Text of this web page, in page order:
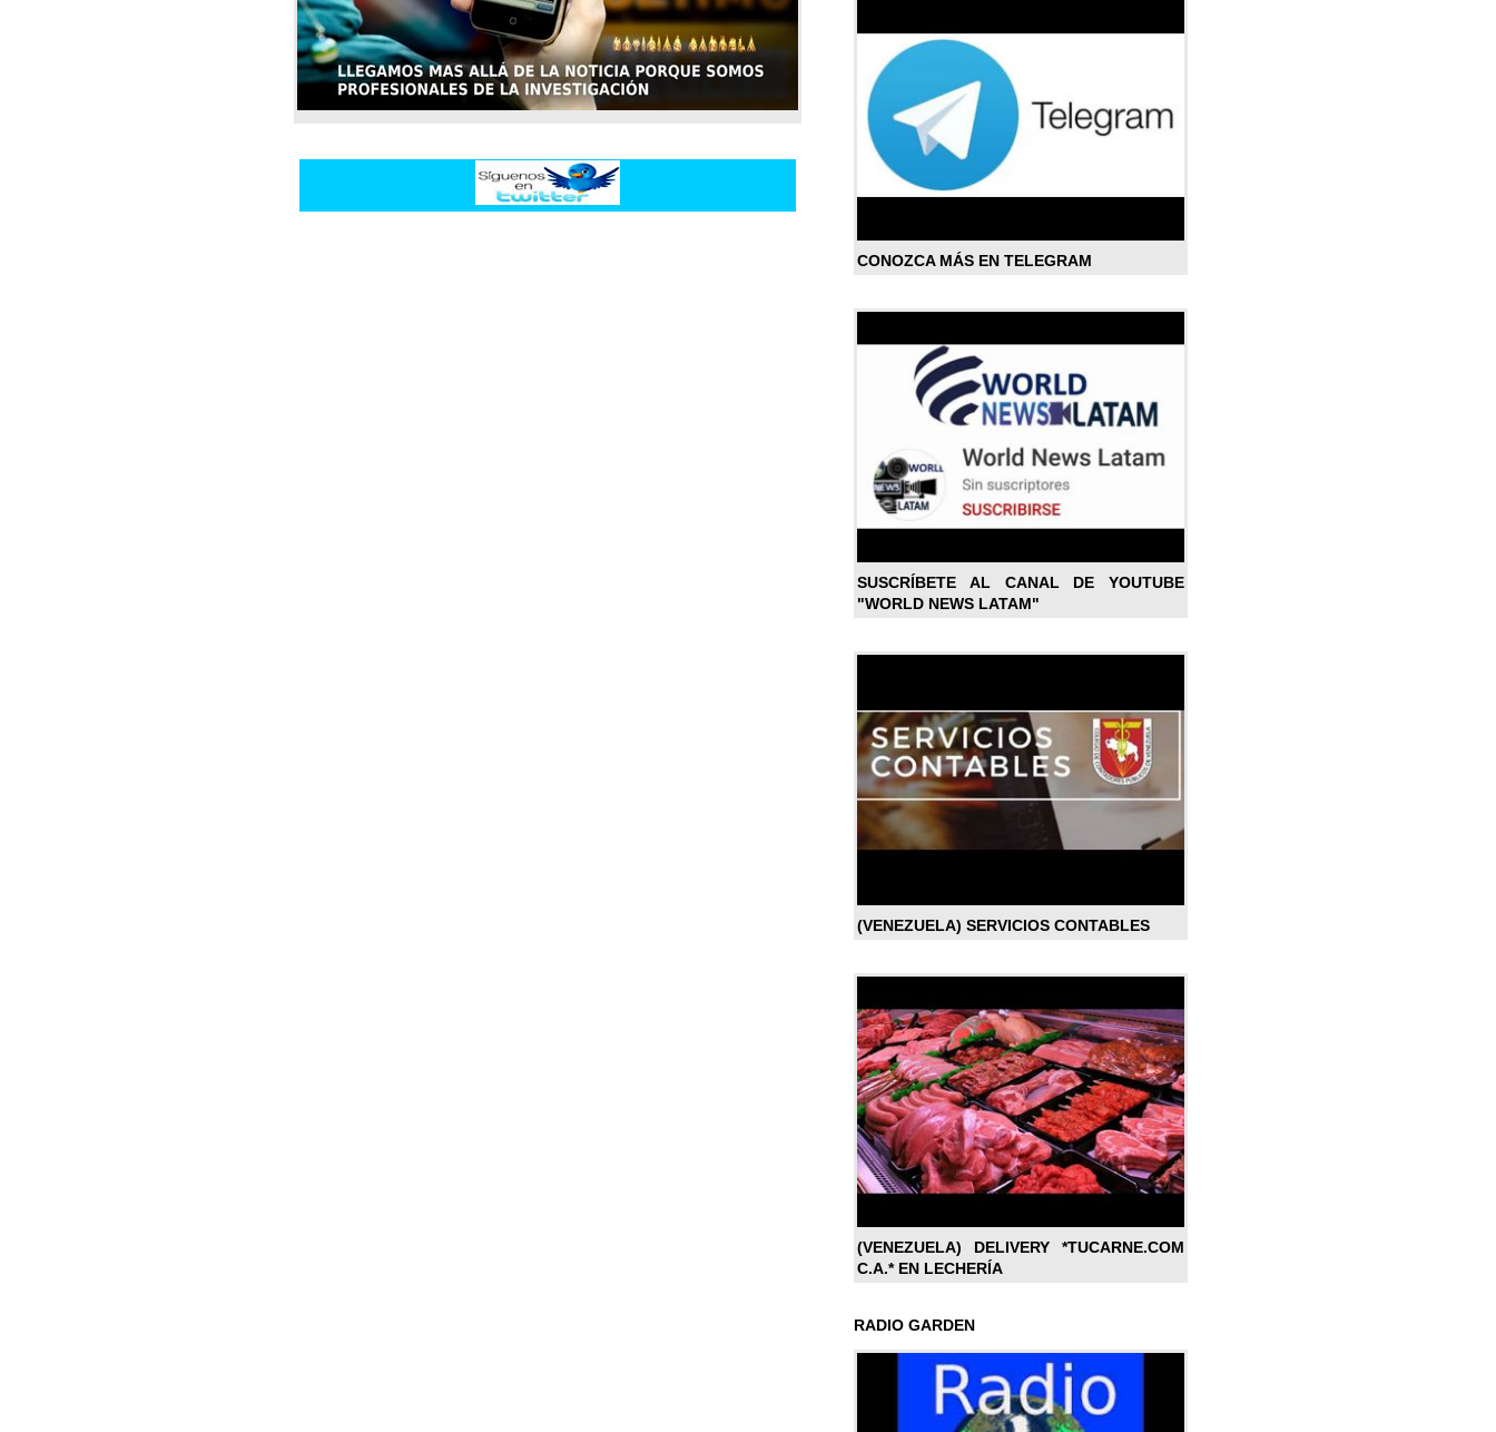
CONOZCA MÁS EN TELEGRAM
SUSCRÍBETE AL CANAL DE YOUTUBE
"WORLD NEWS LATAM"
(VENEZUELA) SERVICIOS CONTABLES
(VENEZUELA) DELIVERY *TUCARNE.COM
C.A.* EN LECHERÍA
RADIO GARDEN